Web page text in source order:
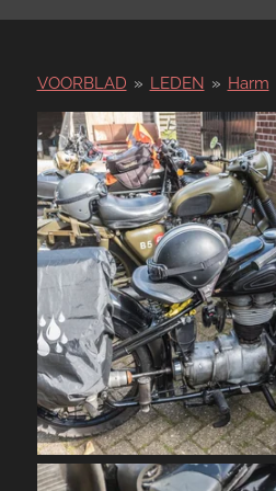
VOORBLAD » LEDEN » Harm